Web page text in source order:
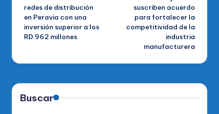
entradas
redes de distribución
en Peravia con una
inversión superior a los
RD 962 millones
suscriben acuerdo
para fortalecer la
competitividad de la
industria
manufacturera
Buscar